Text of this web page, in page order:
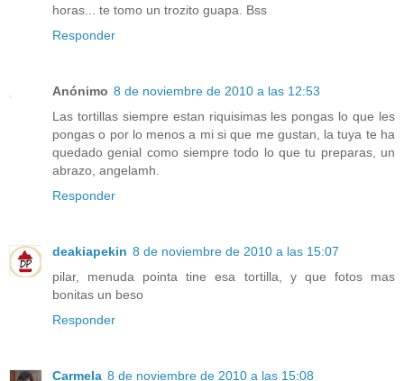
horas... te tomo un trozito guapa. Bss
Responder
Anónimo 8 de noviembre de 2010 a las 12:53
Las tortillas siempre estan riquisimas les pongas lo que les
pongas o por lo menos a mi si que me gustan, la tuya te ha
quedado genial como siempre todo lo que tu preparas, un
abrazo, angelamh.
Responder
deakiapekin 8 de noviembre de 2010 a las 15:07
pilar, menuda pointa tine esa tortilla, y que fotos mas
bonitas un beso
Responder
Carmela 8 de noviembre de 2010 a las 15:08